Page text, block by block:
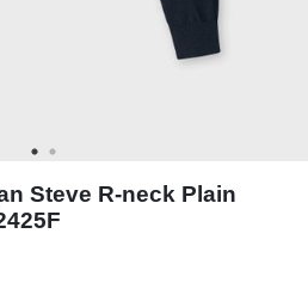
Steve R-neck Plain